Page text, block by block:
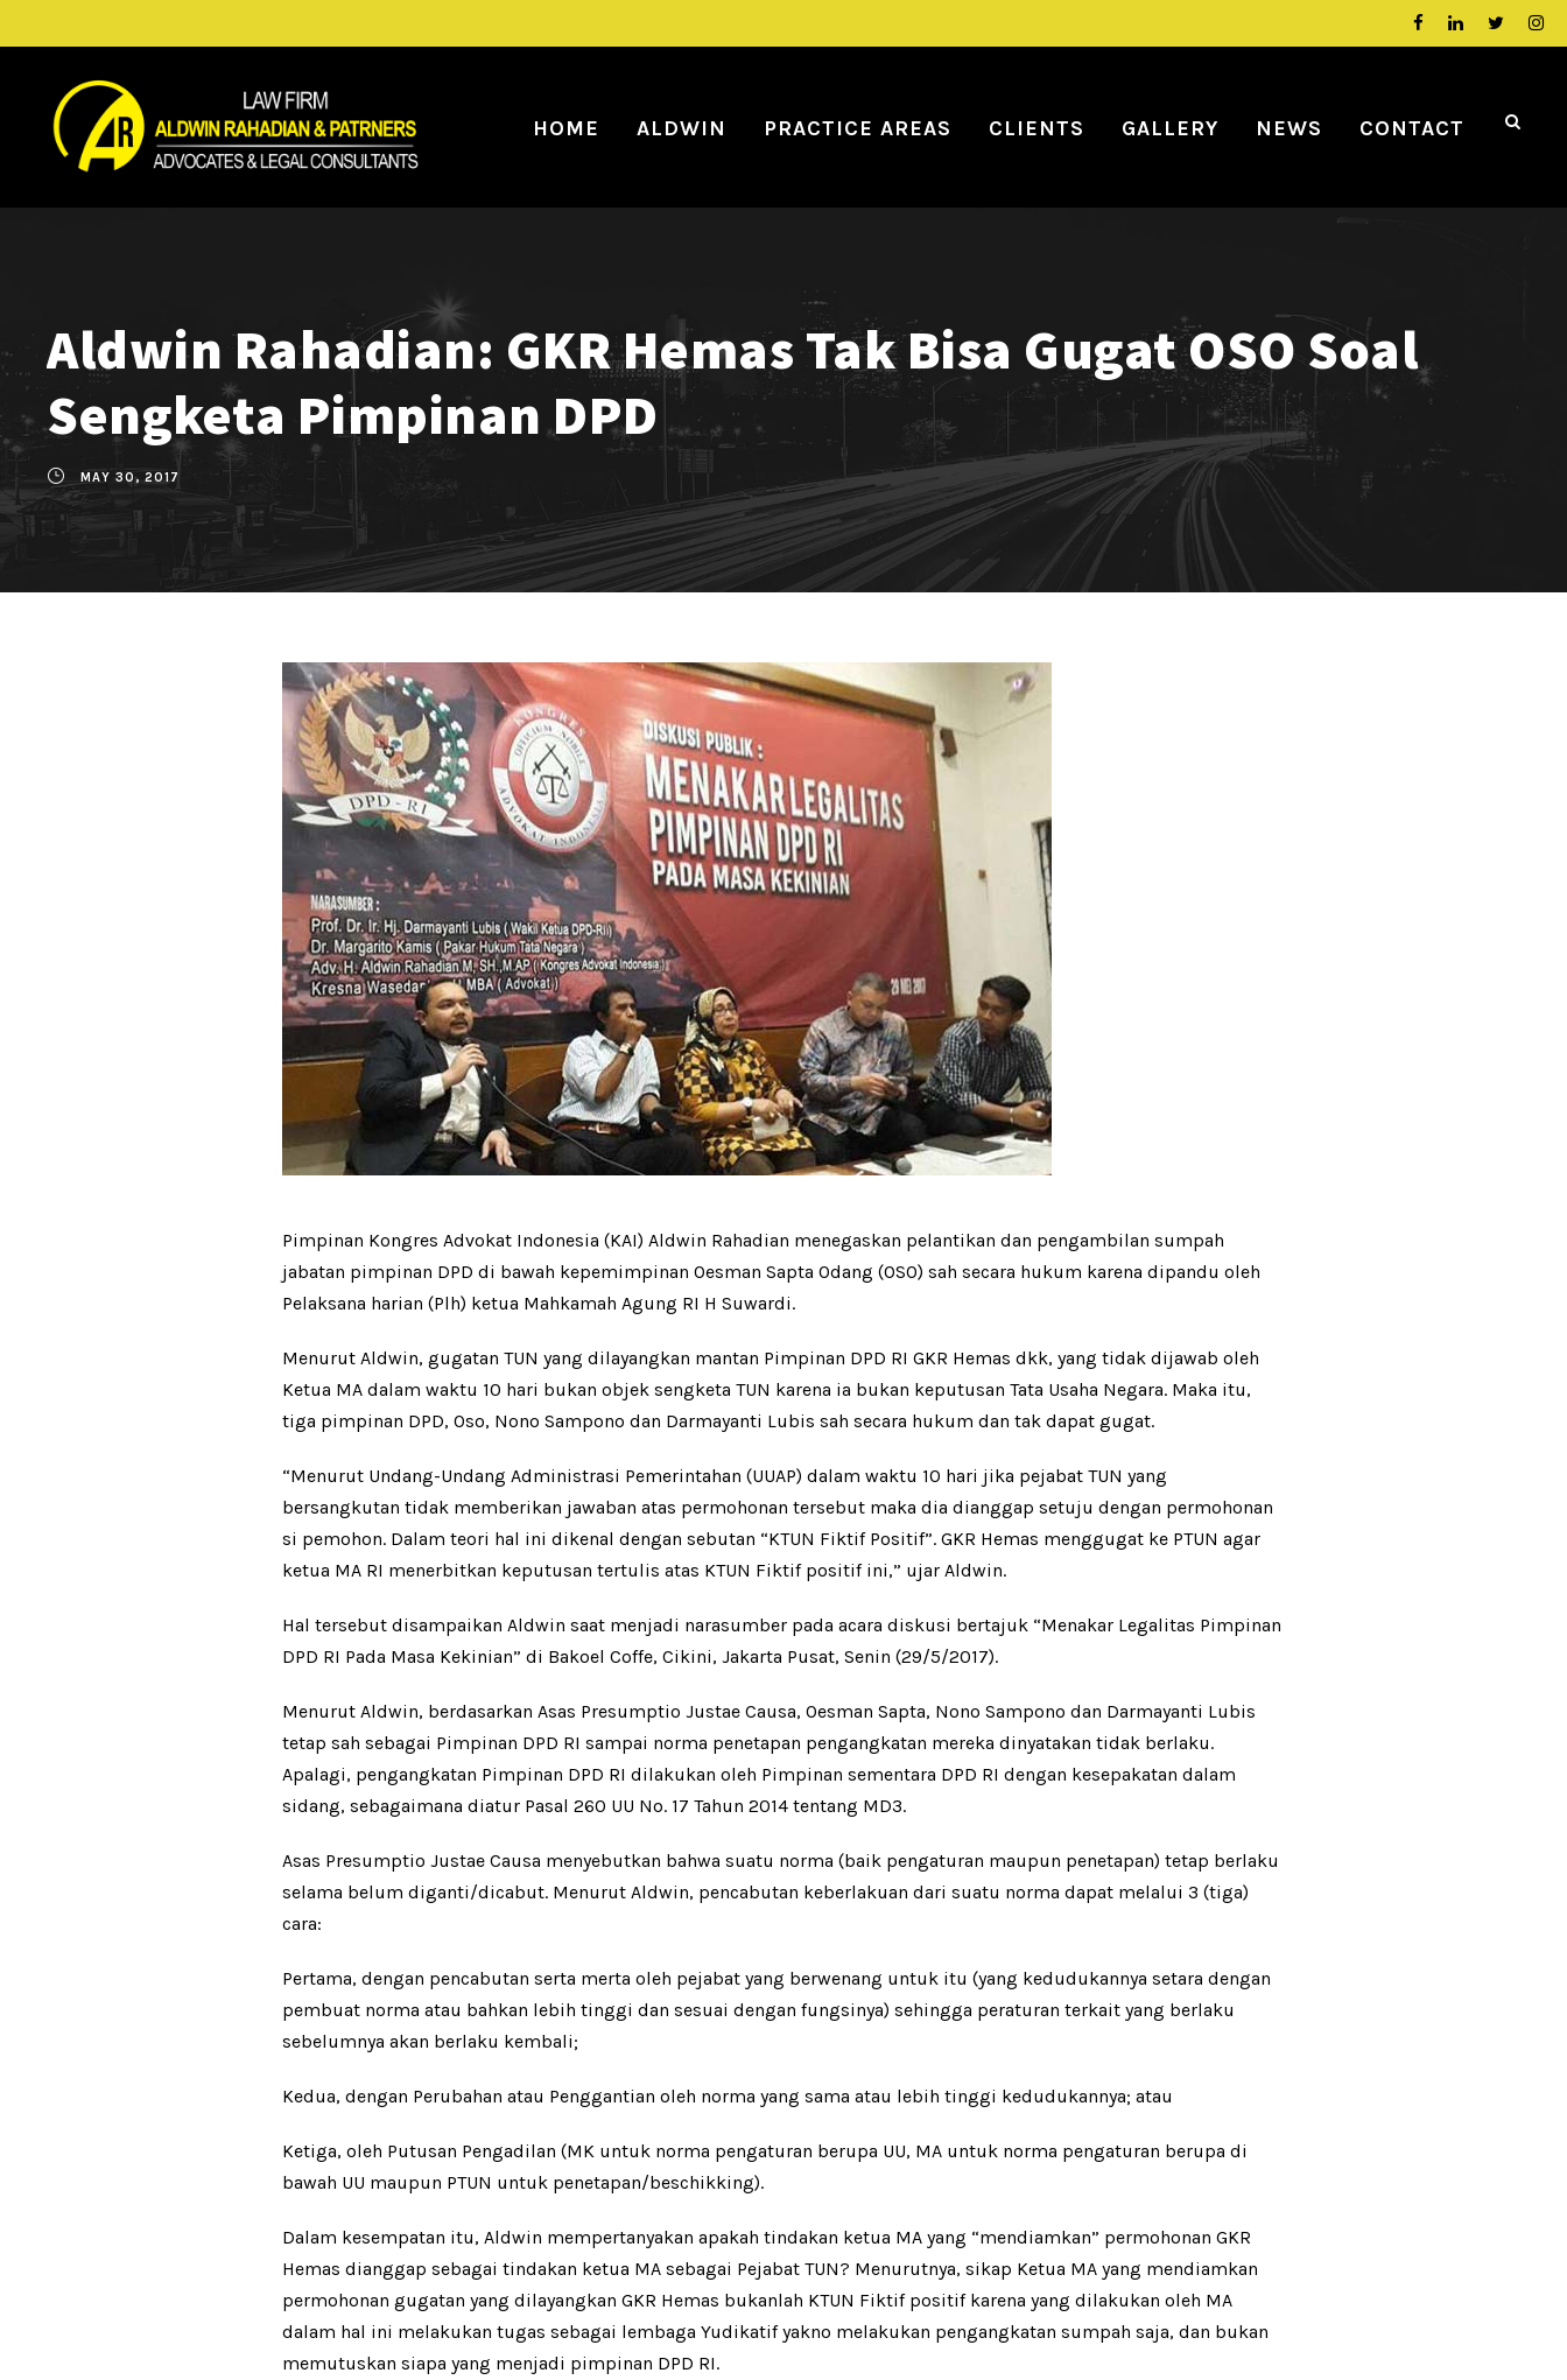
HOME ALDWIN PRACTICE AREAS CLIENTS GALLERY NEWS CONTACT
Aldwin Rahadian: GKR Hemas Tak Bisa Gugat OSO Soal
Sengketa Pimpinan DPD
MAY 30, 2017
Pimpinan Kongres Advokat Indonesia (KAI) Aldwin Rahadian menegaskan pelantikan dan pengambilan sumpah
jabatan pimpinan DPD di bawah kepemimpinan Oesman Sapta Odang (OSO) sah secara hukum karena dipandu oleh
Pelaksana harian (Plh) ketua Mahkamah Agung RI H Suwardi.
Menurut Aldwin, gugatan TUN yang dilayangkan mantan Pimpinan DPD RI GKR Hemas dkk, yang tidak dijawab oleh
Ketua MA dalam waktu 10 hari bukan objek sengketa TUN karena ia bukan keputusan Tata Usaha Negara. Maka itu,
tiga pimpinan DPD, Oso, Nono Sampono dan Darmayanti Lubis sah secara hukum dan tak dapat gugat.
“Menurut Undang-Undang Administrasi Pemerintahan (UUAP) dalam waktu 10 hari jika pejabat TUN yang
bersangkutan tidak memberikan jawaban atas permohonan tersebut maka dia dianggap setuju dengan permohonan
si pemohon. Dalam teori hal ini dikenal dengan sebutan “KTUN Fiktif Positif”. GKR Hemas menggugat ke PTUN agar
ketua MA RI menerbitkan keputusan tertulis atas KTUN Fiktif positif ini,” ujar Aldwin.
Hal tersebut disampaikan Aldwin saat menjadi narasumber pada acara diskusi bertajuk “Menakar Legalitas Pimpinan
DPD RI Pada Masa Kekinian” di Bakoel Coffe, Cikini, Jakarta Pusat, Senin (29/5/2017).
Menurut Aldwin, berdasarkan Asas Presumptio Justae Causa, Oesman Sapta, Nono Sampono dan Darmayanti Lubis
tetap sah sebagai Pimpinan DPD RI sampai norma penetapan pengangkatan mereka dinyatakan tidak berlaku.
Apalagi, pengangkatan Pimpinan DPD RI dilakukan oleh Pimpinan sementara DPD RI dengan kesepakatan dalam
sidang, sebagaimana diatur Pasal 260 UU No. 17 Tahun 2014 tentang MD3.
Asas Presumptio Justae Causa menyebutkan bahwa suatu norma (baik pengaturan maupun penetapan) tetap berlaku
selama belum diganti/dicabut. Menurut Aldwin, pencabutan keberlakuan dari suatu norma dapat melalui 3 (tiga)
cara:
Pertama, dengan pencabutan serta merta oleh pejabat yang berwenang untuk itu (yang kedudukannya setara dengan
pembuat norma atau bahkan lebih tinggi dan sesuai dengan fungsinya) sehingga peraturan terkait yang berlaku
sebelumnya akan berlaku kembali;
Kedua, dengan Perubahan atau Penggantian oleh norma yang sama atau lebih tinggi kedudukannya; atau
Ketiga, oleh Putusan Pengadilan (MK untuk norma pengaturan berupa UU, MA untuk norma pengaturan berupa di
bawah UU maupun PTUN untuk penetapan/beschikking).
Dalam kesempatan itu, Aldwin mempertanyakan apakah tindakan ketua MA yang “mendiamkan” permohonan GKR
Hemas dianggap sebagai tindakan ketua MA sebagai Pejabat TUN? Menurutnya, sikap Ketua MA yang mendiamkan
permohonan gugatan yang dilayangkan GKR Hemas bukanlah KTUN Fiktif positif karena yang dilakukan oleh MA
dalam hal ini melakukan tugas sebagai lembaga Yudikatif yakno melakukan pengangkatan sumpah saja, dan bukan
memutuskan siapa yang menjadi pimpinan DPD RI.